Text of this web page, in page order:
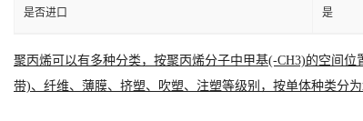
是否进口 是
聚丙烯可以有多种分类，按聚丙烯分子中甲基(-CH3)的空间
带)、纤维、薄膜、挤塑、吹塑、注塑等级别，按单体种类分为